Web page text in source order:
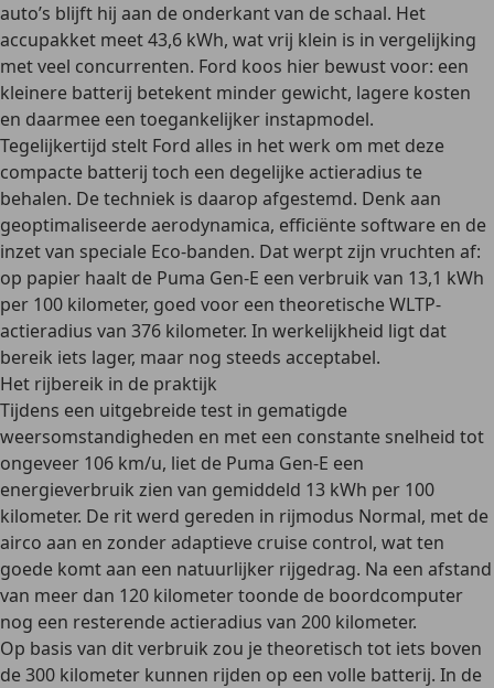
auto’s blijft hij aan de onderkant van de schaal. Het
accupakket meet 43,6 kWh, wat vrij klein is in vergelijking
met veel concurrenten. Ford koos hier bewust voor: een
kleinere batterij betekent minder gewicht, lagere kosten
en daarmee een toegankelijker instapmodel.
Tegelijkertijd stelt Ford alles in het werk om met deze
compacte batterij toch een degelijke actieradius te
behalen. De techniek is daarop afgestemd. Denk aan
geoptimaliseerde aerodynamica, efficiënte software en de
inzet van speciale Eco-banden. Dat werpt zijn vruchten af:
op papier haalt de Puma Gen-E een verbruik van 13,1 kWh
per 100 kilometer, goed voor een theoretische WLTP-
actieradius van 376 kilometer. In werkelijkheid ligt dat
bereik iets lager, maar nog steeds acceptabel.
Het rijbereik in de praktijk
Tijdens een uitgebreide test in gematigde
weersomstandigheden en met een constante snelheid tot
ongeveer 106 km/u, liet de Puma Gen-E een
energieverbruik zien van gemiddeld 13 kWh per 100
kilometer. De rit werd gereden in rijmodus Normal, met de
airco aan en zonder adaptieve cruise control, wat ten
goede komt aan een natuurlijker rijgedrag. Na een afstand
van meer dan 120 kilometer toonde de boordcomputer
nog een resterende actieradius van 200 kilometer.
Op basis van dit verbruik zou je theoretisch tot iets boven
de 300 kilometer kunnen rijden op een volle batterij. In de